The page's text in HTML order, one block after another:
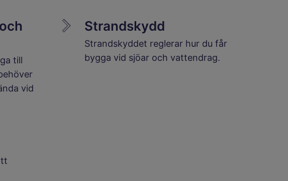
till
vid
Strandskydd
Strandskyddet reglerar hur du får
bygga vid sjöar och vattendrag.